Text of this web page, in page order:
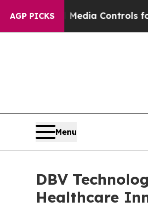
AGP PICKS
Social Media Controls for
Menu
DBV
Healthcare